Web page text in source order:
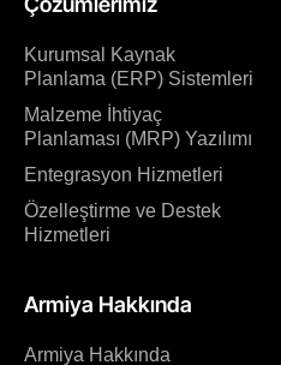
Kurumsal Kaynak
Planlama (ERP) Sistemleri
Malzeme İhtiyaç
Planlaması (MRP) Yazılımı
Entegrasyon Hizmetleri
Özelleştirme ve Destek
Hizmetleri
Armiya Hakkında
Armiya Hakkında